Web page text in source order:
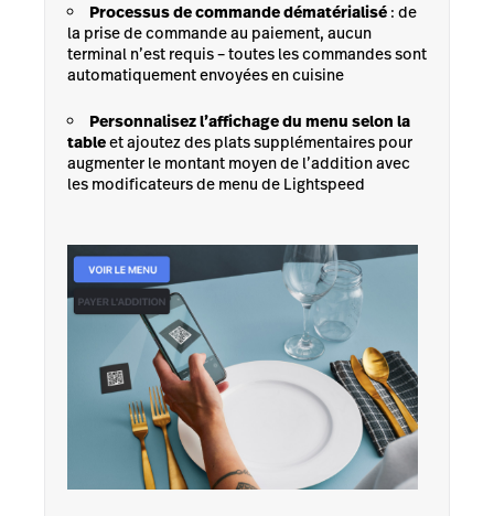
Processus de commande dématérialisé : de
la prise de commande au paiement, aucun
terminal n’est requis – toutes les commandes sont
automatiquement envoyées en cuisine
Personnalisez l’affichage du menu selon la
tableet ajoutez des plats supplémentaires pour
augmenter le montant moyen de l’addition avec
les modificateurs de menu de Lightspeed